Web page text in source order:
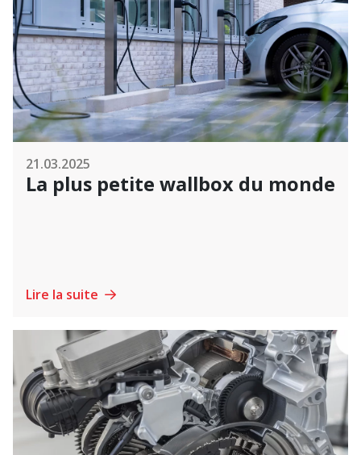
21.03.2025
La plus petite wallbox du monde
Lire la suite